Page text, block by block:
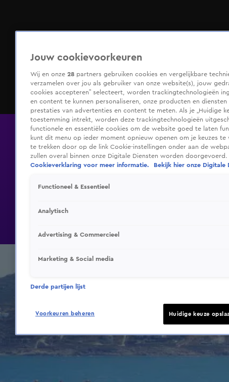
Jouw cookievoorkeuren
Wij en onze 28 partners gebruiken cookies en vergelijkbare
verzamelen over jou als gebruiker van onze website(s), jouw
cookies accepteren” selecteert, worden trackingtechnologieën
en content te kunnen personaliseren, onze producten en
prestaties van advertenties en content te meten. Als je „Huidige
toestemming intrekt, worden deze trackingtechnologieën
functionele en essentiële cookies om de website goed te laten
kunt dit menu op ieder moment opnieuw openen om je keuzes
te trekken door op de link Cookie-instellingen onder aan de
zullen overal binnen onze Digitale Diensten worden doorgevoerd.
Cookieverklaring voor meer informatie.
Bekijk hier onze Digitale
Functioneel & Essentieel
Analytisch
Advertising & Commercieel
Marketing & Social media
Derde partijen lijst
Voorkeuren beheren Huidige keuze